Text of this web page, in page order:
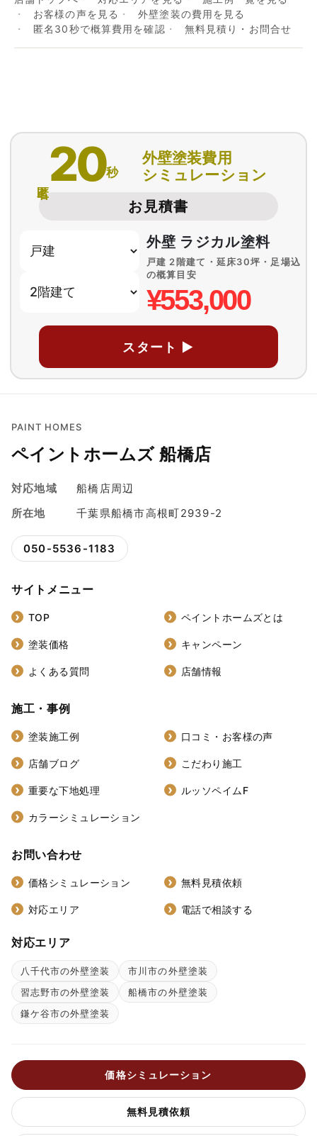
お客様の声を見る
外壁塗装の費用を見る
匿名30秒で概算費用を確認
無料見積り・お問合せ
20秒
外壁塗装費用
シミュレーション
お見積書
外壁 ラジカル塗料
戸建 2階建て・延床30坪・足場込
の概算目安
¥553,000
スタート ▶
PAINT HOMES
ペイントホームズ 船橋店
対応地域
船橋店周辺
所在地
千葉県船橋市高根町2939-2
050-5536-1183
サイトメニュー
TOP ペイントホームズとは
塗装価格 キャンペーン
よくある質問 店舗情報
施工・事例
塗装施工例 口コミ・お客様の声
店舗ブログ こだわり施工
重要な下地処理 ルッソペイムF
カラーシミュレーション
お問い合わせ
価格シミュレーション 無料見積依頼
対応エリア 電話で相談する
対応エリア
八千代市の外壁塗装
市川市の外壁塗装
習志野市の外壁塗装
船橋市の外壁塗装
鎌ケ谷市の外壁塗装
価格シミュレーション
無料見積依頼